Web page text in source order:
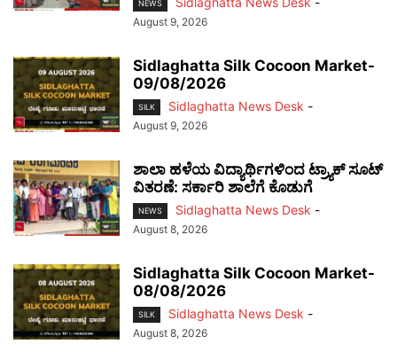
NEWS
August 9, 2026
Sidlaghatta Silk Cocoon Market-
09/08/2026
SILK Sidlaghatta News Desk -
August 9, 2026
ಶಾಲಾ ಹಳೆಯ ವಿದ್ಯಾರ್ಥಿಗಳಿಂದ ಟ್ರ್ಯಾಕ್‌ ಸೂಟ್
ವಿತರಣೆ: ಸರ್ಕಾರಿ ಶಾಲೆಗೆ ಕೊಡುಗೆ
NEWS Sidlaghatta News Desk -
August 8, 2026
Sidlaghatta Silk Cocoon Market-
08/08/2026
SILK Sidlaghatta News Desk -
August 8, 2026